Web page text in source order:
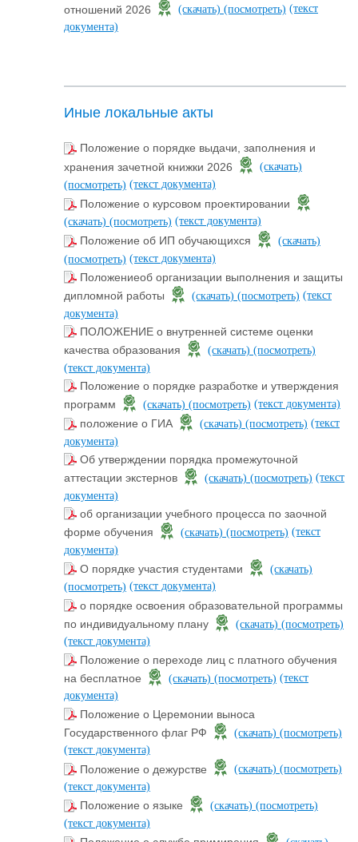
отношений 2026
(скачать) (посмотреть) (текст
документа)
Иные локальные акты
Положение о порядке выдачи, заполнения и
хранения зачетной книжки 2026
(скачать)
(посмотреть) (текст документа)
Положение о курсовом проектировании
(скачать) (посмотреть) (текст документа)
Положение об ИП обучающихся
(скачать)
(посмотреть) (текст документа)
Положениеоб организации выполнения и защиты
дипломной работы
(скачать) (посмотреть) (текст
документа)
ПОЛОЖЕНИЕ о внутренней системе оценки
качества образования
(скачать) (посмотреть)
(текст документа)
Положение о порядке разработке и утверждения
программ
(скачать) (посмотреть) (текст документа)
положение о ГИА (скачать) (посмотреть) (текст
документа)
Об утверждении порядка промежуточной
аттестации экстернов
(скачать) (посмотреть) (текст
документа)
об организации учебного процесса по заочной
форме обучения
(скачать) (посмотреть) (текст
документа)
О порядке участия студентами
(скачать)
(посмотреть) (текст документа)
о порядке освоения образовательной программы
по индивидуальному плану
(скачать) (посмотреть)
(текст документа)
Положение о переходе лиц с платного обучения
на бесплатное
(скачать) (посмотреть) (текст
документа)
Положение о Церемонии выноса
Государственного флаг РФ
(скачать) (посмотреть)
(текст документа)
Положение о дежурстве (скачать) (посмотреть)
(текст документа)
Положение о языке (скачать) (посмотреть)
(текст документа)